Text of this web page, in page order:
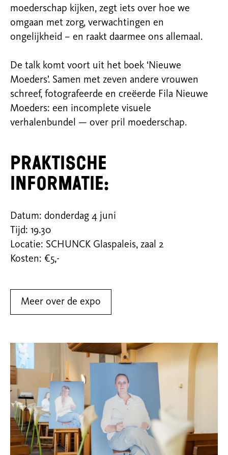
moederschap kijken, zegt iets over hoe we
omgaan met zorg, verwachtingen en
ongelijkheid – en raakt daarmee ons allemaal.
De talk komt voort uit het boek ‘Nieuwe
Moeders’. Samen met zeven andere vrouwen
schreef, fotografeerde en creëerde Fila Nieuwe
Moeders: een incomplete visuele
verhalenbundel — over pril moederschap.
Praktische
informatie:
Datum: donderdag 4 juni
Tijd: 19.30
Locatie: SCHUNCK Glaspaleis, zaal 2
Kosten: €5,-
Meer over de expo